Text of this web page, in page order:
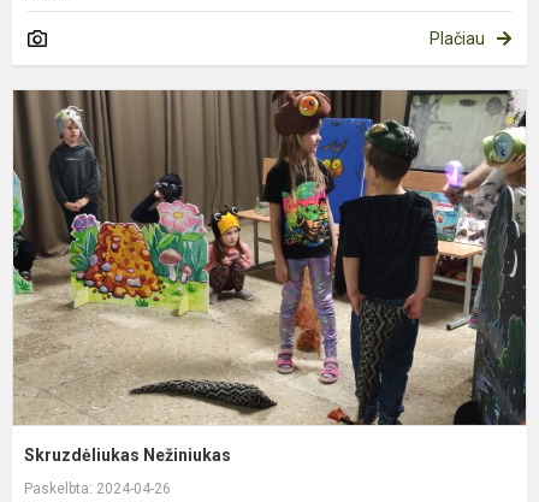
Plačiau
Skruzdėliukas Nežiniukas
Paskelbta: 2024-04-26